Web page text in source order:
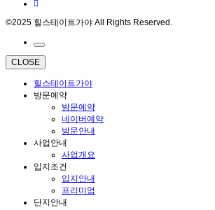
©2025 힐스테이트가야 All Rights Reserved.
CLOSE
힐스테이트가야
방문예약
방문예약
네이버예약
방문안내
사업안내
사업개요
입지조건
입지안내
프리미엄
단지안내